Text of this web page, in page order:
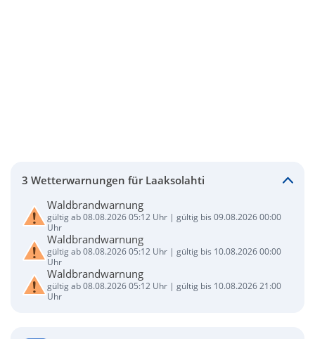
3 Wetterwarnungen für Laaksolahti
Waldbrandwarnung
gültig ab 08.08.2026 05:12 Uhr | gültig bis 09.08.2026 00:00
Uhr
Waldbrandwarnung
gültig ab 08.08.2026 05:12 Uhr | gültig bis 10.08.2026 00:00
Uhr
Waldbrandwarnung
gültig ab 08.08.2026 05:12 Uhr | gültig bis 10.08.2026 21:00
Uhr